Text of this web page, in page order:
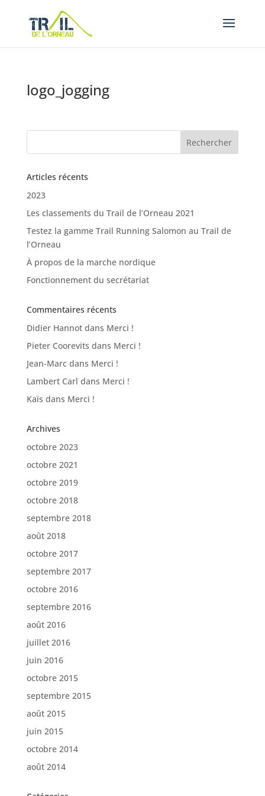
logo_jogging
Articles récents
2023
Les classements du Trail de l’Orneau 2021
Testez la gamme Trail Running Salomon au Trail de
l’Orneau
À propos de la marche nordique
Fonctionnement du secrétariat
Commentaires récents
Didier Hannotdans Merci !
Pieter Coorevits dans Merci !
Jean-Marcdans Merci !
Lambert Carl dans Merci !
Kaïs dans Merci !
Archives
octobre 2023
octobre 2021
octobre 2019
octobre 2018
septembre 2018
août 2018
octobre 2017
septembre 2017
octobre 2016
septembre 2016
août 2016
juillet 2016
juin 2016
octobre 2015
septembre 2015
août 2015
juin 2015
octobre 2014
août 2014